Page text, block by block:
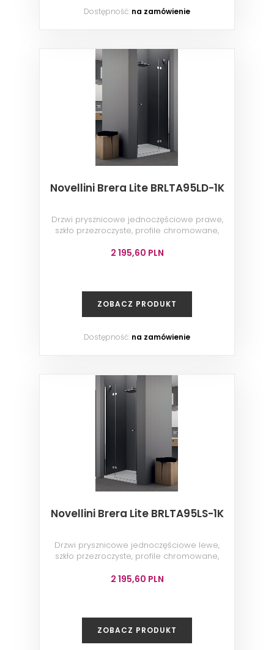
Dostępność: na zamówienie
Novellini Brera Lite BRLTA95LD-1K
Drzwi prysznicowe jednoczęściowe prawe,
szkło przezroczyste, profile chromowane,
2 195,60 PLN
ZOBACZ PRODUKT
Dostępność: na zamówienie
Novellini Brera Lite BRLTA95LS-1K
Drzwi prysznicowe jednoczęściowe lewe,
szkło przezroczyste, profile chromowane,
2 195,60 PLN
ZOBACZ PRODUKT